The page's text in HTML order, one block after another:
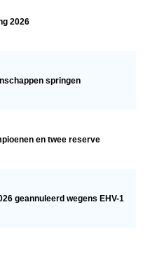
2026
springen
en twee reserve
geannuleerd wegens EHV-1